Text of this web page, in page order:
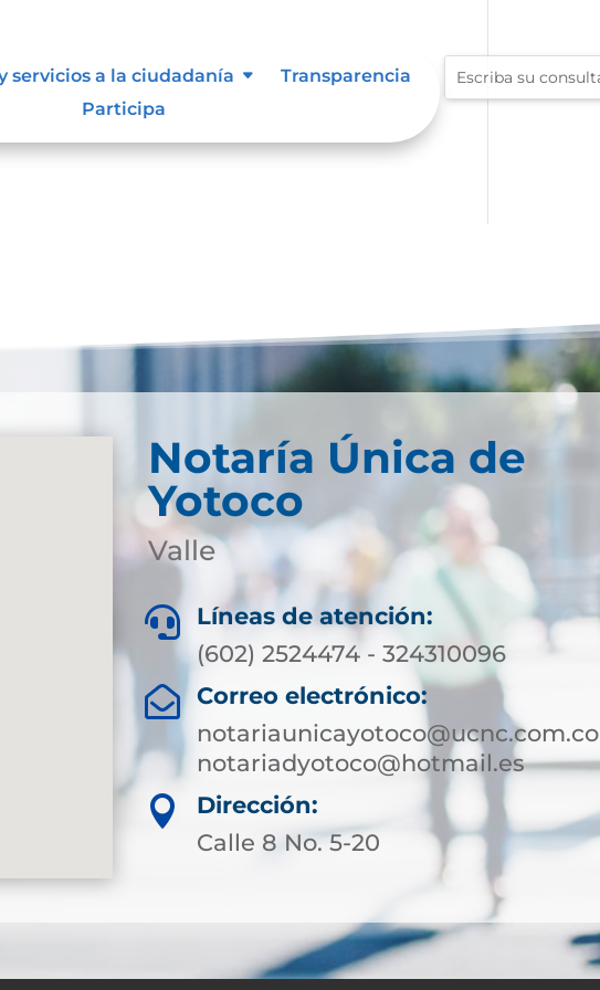
servicios a la ciudadanía
Transparencia
Participa
exigidos por los entes
internos.
Notaría Única de
Yotoco
Valle

Líneas de atención:
(602) 2524474 - 324310096

Correo electrónico:
notariaunicayotoco@ucnc.com.co
notariadyotoco@hotmail.es

Dirección:
Calle 8 No. 5-20